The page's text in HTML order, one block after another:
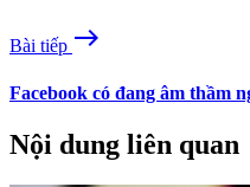
Bài tiếp east
Facebook có đang âm thầm
Nội dung liên quan